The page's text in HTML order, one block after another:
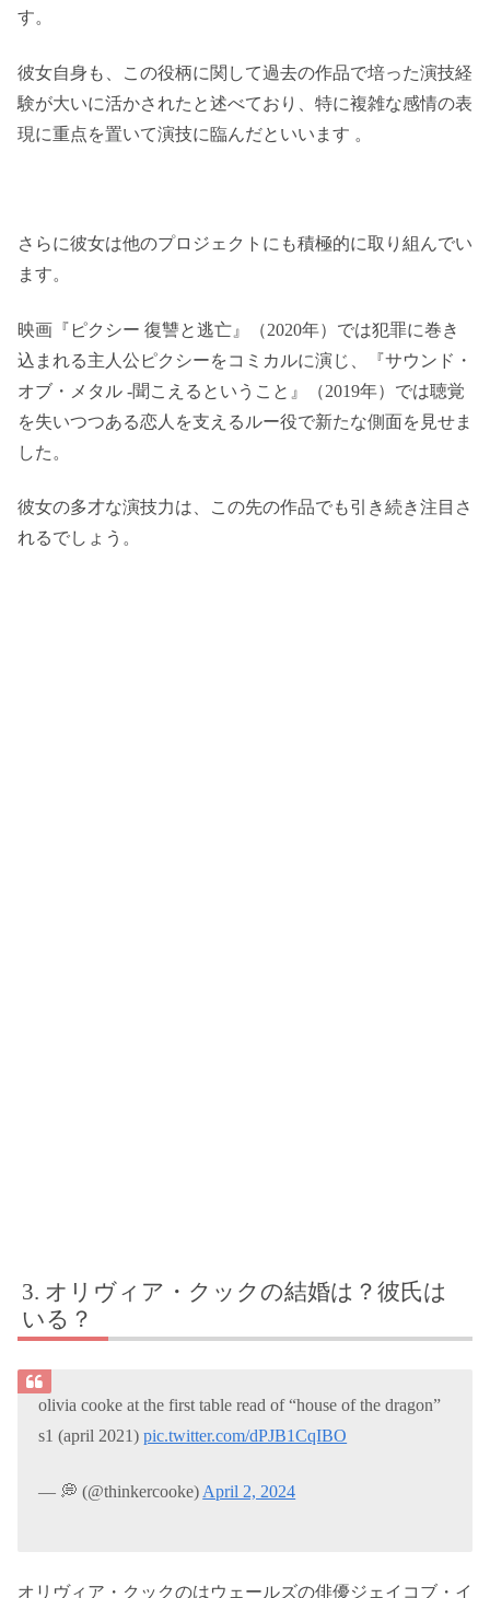
す。
彼女自身も、この役柄に関して過去の作品で培った演技経
験が大いに活かされたと述べており、特に複雑な感情の表
現に重点を置いて演技に臨んだといいます 。
さらに彼女は他のプロジェクトにも積極的に取り組んでい
ます。
映画『ピクシー 復讐と逃亡』（2020年）では犯罪に巻き
込まれる主人公ピクシーをコミカルに演じ、『サウンド・
オブ・メタル -聞こえるということ』（2019年）では聴覚
を失いつつある恋人を支えるルー役で新たな側面を見せま
した。
彼女の多才な演技力は、この先の作品でも引き続き注目さ
れるでしょう。
オリヴィア・クックの結婚は？彼氏は
いる？
olivia cooke at the first table read of “house of the dragon”
s1 (april 2021)pic.twitter.com/dPJB1CqIBO
— 💭 (@thinkercooke) April 2, 2024
オリヴィア・クックのはウェールズの俳優ジェイコブ・イ